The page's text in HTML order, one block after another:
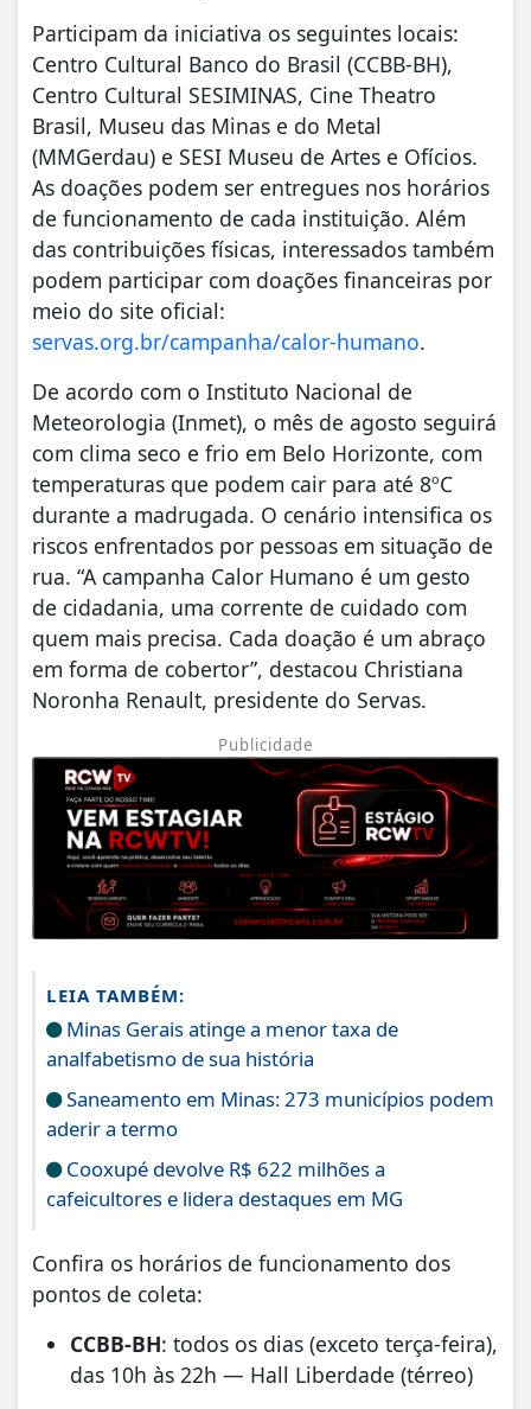
Participam da iniciativa os seguintes locais:
Centro Cultural Banco do Brasil (CCBB-BH),
Centro Cultural SESIMINAS, Cine Theatro
Brasil, Museu das Minas e do Metal
(MMGerdau) e SESI Museu de Artes e Ofícios.
As doações podem ser entregues nos horários
de funcionamento de cada instituição. Além
das contribuições físicas, interessados também
podem participar com doações financeiras por
meio do site oficial:
servas.org.br/campanha/calor-humano.
De acordo com o Instituto Nacional de
Meteorologia (Inmet), o mês de agosto seguirá
com clima seco e frio em Belo Horizonte, com
temperaturas que podem cair para até 8ºC
durante a madrugada. O cenário intensifica os
riscos enfrentados por pessoas em situação de
rua. “A campanha Calor Humano é um gesto
de cidadania, uma corrente de cuidado com
quem mais precisa. Cada doação é um abraço
em forma de cobertor”, destacou Christiana
Noronha Renault, presidente do Servas.
Publicidade
LEIA TAMBÉM:
Minas Gerais atinge a menor taxa de
analfabetismo de sua história
Saneamento em Minas: 273 municípios podem
aderir a termo
Cooxupé devolve R$ 622 milhões a
cafeicultores e lidera destaques em MG
Confira os horários de funcionamento dos
pontos de coleta:
CCBB-BH: todos os dias (exceto terça-feira),
das 10h às 22h — Hall Liberdade (térreo)